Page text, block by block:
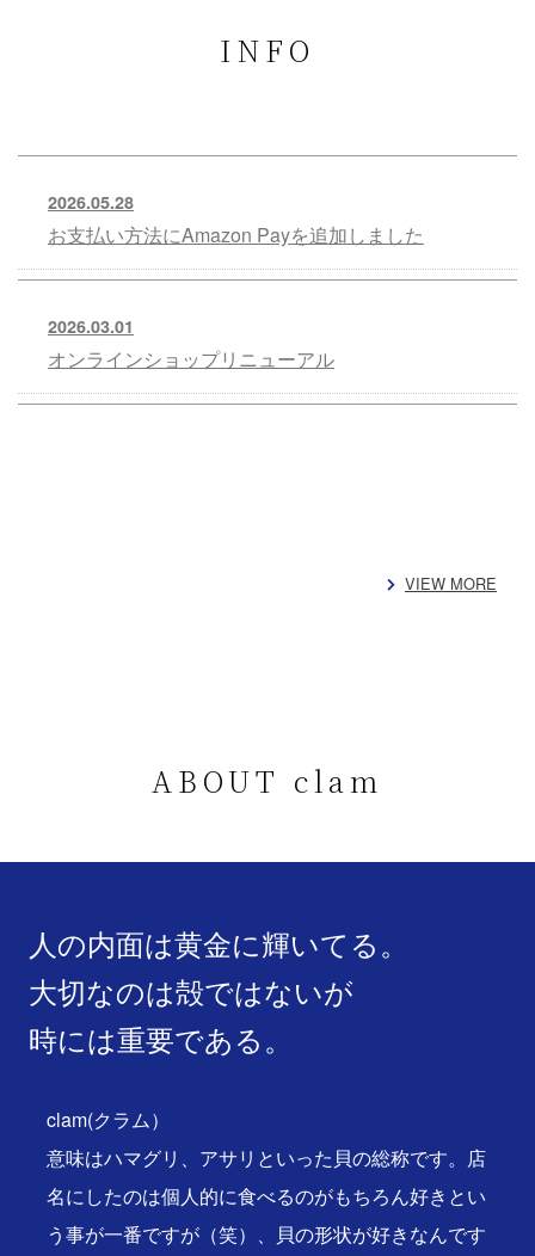
INFO
2026.05.28
お支払い方法にAmazon Payを追加しました
2026.03.01
オンラインショップリニューアル
VIEW MORE
ABOUT clam
人の内面は黄金に輝いてる。
大切なのは殻ではないが
時には重要である。
clam(クラム）
意味はハマグリ、アサリといった貝の総称です。店
名にしたのは個人的に食べるのがもちろん好きとい
う事が一番ですが（笑）、貝の形状が好きなんです